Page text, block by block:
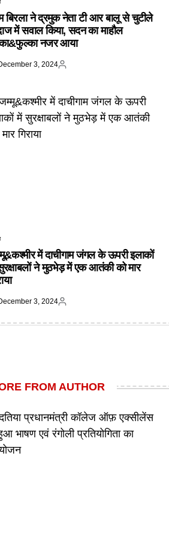
बिरला ने द्रमुक नेता टी आर बालू से चुटीले
में सवाल किया, सदन का माहौल
नजर आया
3, 2024
Posted
में दाचीगाम जंगल के ऊपरी इलाकों
ने मुठभेड़ में एक आतंकी को मार
3, 2024
Posted
FROM AUTHOR